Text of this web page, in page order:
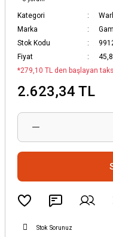
Kategori
Marka
Stok Kodu
Fiyat
*279,10 TL den başlayan
2.623,34 TL
Stok Sorunuz